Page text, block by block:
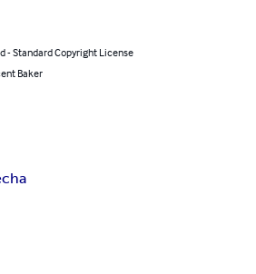
- Standard Copyright License
Baker